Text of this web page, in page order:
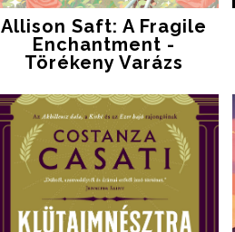
Allison Saft: A Fragile
Enchantment -
Törékeny Varázs